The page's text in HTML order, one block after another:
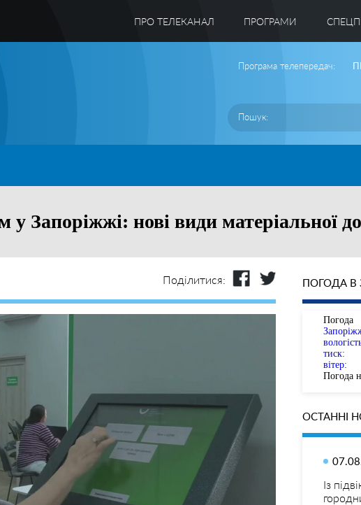
ПРО ТЕЛЕКАНАЛ ПРОГРАМИ
Програма телепередач:
у Запоріжжі: нові види матеріальної
Поділитися: ПОГОДА В
Погода
тиск:
вітер:
Погода
ОСТАННІ
Із